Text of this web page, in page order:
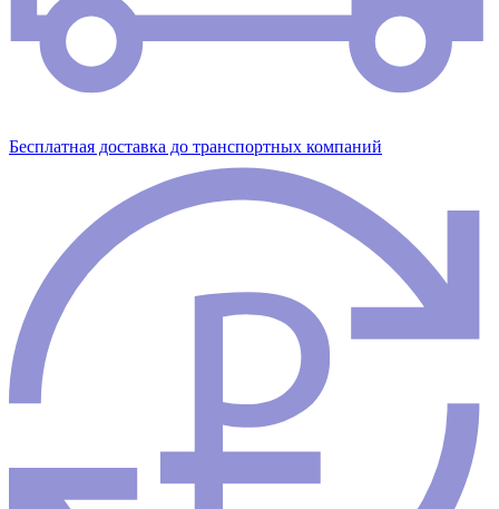
Бесплатная доставка до транспортных компаний